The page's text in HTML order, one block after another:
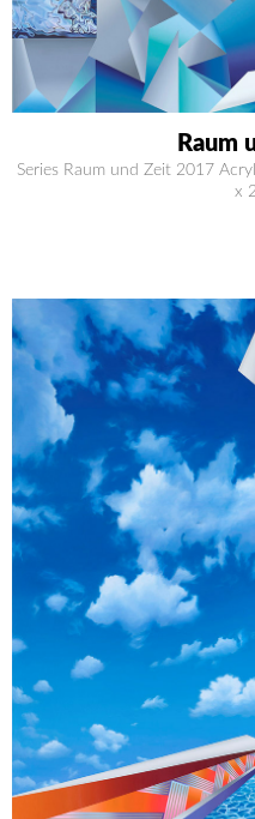
Raum
Series Raum und Zeit 2017
x